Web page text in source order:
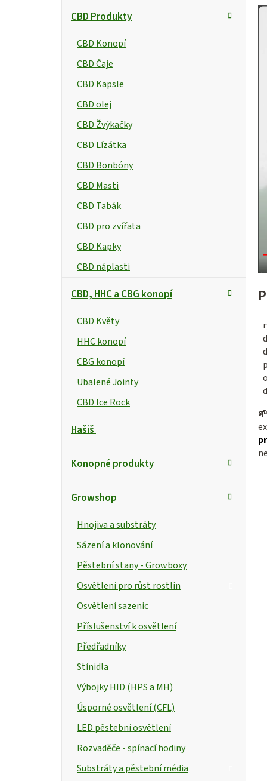
CBD Produkty
CBD Konopí
CBD Čaje
CBD Kapsle
CBD olej
CBD Žvýkačky
CBD Lízátka
CBD Bonbóny
CBD Masti
CBD Tabák
CBD pro zvířata
CBD Kapky
CBD náplasti
CBD, HHC a CBG konopí
CBD Květy
HHC konopí
CBG konopí
Ubalené Jointy
CBD Ice Rock
Hašiš
Konopné produkty
Growshop
Hnojiva a substráty
Sázení a klonování
Pěstební stany - Growboxy
Osvětlení pro růst rostlin
Osvětlení sazenic
Příslušenství k osvětlení
Předřadníky
Stínidla
Výbojky HID (HPS a MH)
Úsporné osvětlení (CFL)
LED pěstební osvětlení
Rozvaděče - spínací hodiny
Substráty a pěstební média
🌱